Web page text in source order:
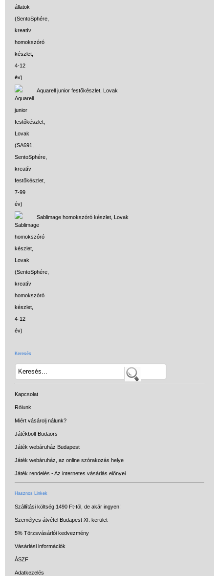
Aquarell junior festőkészlet, Lovak
Sablimage homokszóró készlet, Lovak
Keresés
Kapcsolat
Rólunk
Miért vásárolj nálunk?
Játékbolt Budaörs
Játék webáruház Budapest
Játék webáruház, az online szórakozás helye
Játék rendelés - Az internetes vásárlás előnyei
Hasznos Linkek
Szállítási költség 1490 Ft-tól, de akár ingyen!
Személyes átvétel Budapest XI. kerület
5% Törzsvásárlói kedvezmény
Vásárlási információk
ÁSZF
Adatkezelés